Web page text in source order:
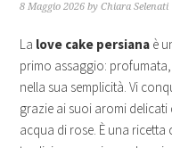
8 Maggio 2026 byChiara Selenati
La love cake persiana è
primo assaggio:
nella sua semplicità. Vi
grazie ai suoi aromi
acqua di rose. È una